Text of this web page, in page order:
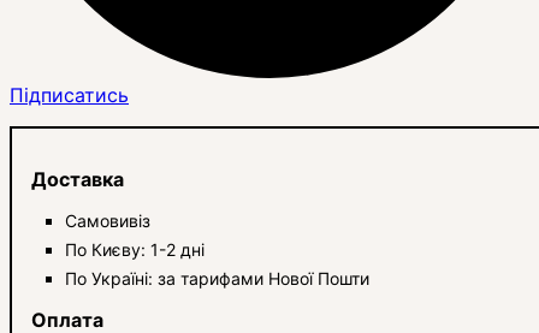
Підписатись
Доставка
Самовивіз
По Києву: 1-2 дні
По Україні: за тарифами Нової Пошти
Оплата